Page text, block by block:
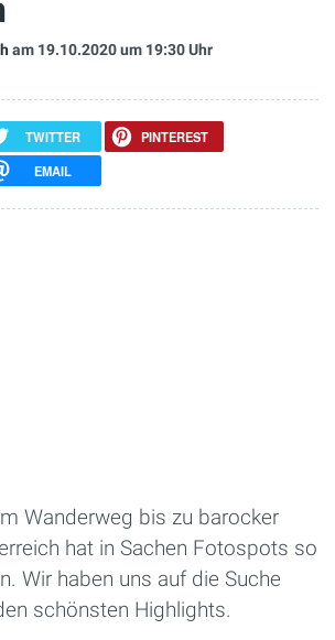
am 19.10.2020um 19:30 Uhr
TWITTER
PINTEREST
EMAIL
Wanderweg bis zu barocker
hat in Sachen Fotospots so
Wir haben uns auf die Suche
schönsten Highlights.